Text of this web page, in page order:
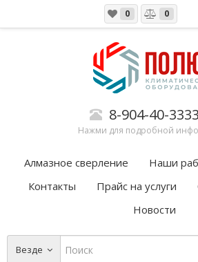
0 0
8-904-40-
Нажми для подробной
Алмазное сверление Наши
Контакты
Прайс на услуги
Новости
Везде